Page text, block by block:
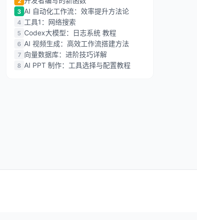
3 AI 自动化工作流：效率提升方法论
4 工具1：网络搜索
5 Codex大模型：日志系统 教程
6 AI 视频生成：高效工作流搭建方法
7 向量数据库：进阶技巧详解
8 AI PPT 制作：工具选择与配置教程